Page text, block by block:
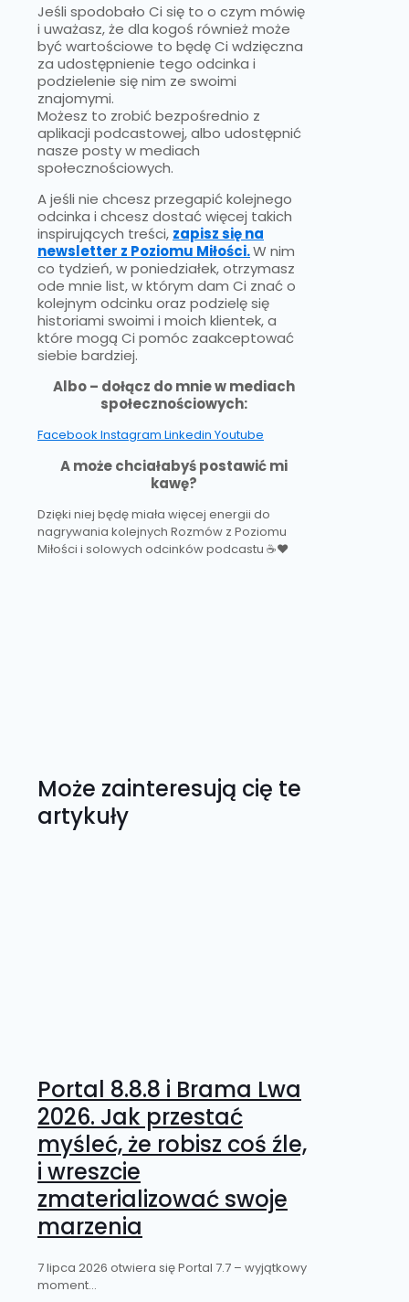
Jeśli spodobało Ci się to o czym mówię
i uważasz, że dla kogoś również może
być wartościowe to będę Ci wdzięczna
za udostępnienie tego odcinka i
podzielenie się nim ze swoimi
znajomymi.
Możesz to zrobić bezpośrednio z
aplikacji podcastowej, albo udostępnić
nasze posty w mediach
społecznościowych.
A jeśli nie chcesz przegapić kolejnego
odcinka i chcesz dostać więcej takich
inspirujących treści, zapisz się na
newsletter z Poziomu Miłości.W nim
co tydzień, w poniedziałek, otrzymasz
ode mnie list, w którym dam Ci znać o
kolejnym odcinku oraz podzielę się
historiami swoimi i moich klientek, a
które mogą Ci pomóc zaakceptować
siebie bardziej.
Albo – dołącz do mnie w mediach
społecznościowych:
Facebook Instagram Linkedin Youtube
A może chciałabyś postawić mi
kawę?
Dzięki niej będę miała więcej energii do
nagrywania kolejnych Rozmów z Poziomu
Miłości i solowych odcinków podcastu ☕❤️
Może zainteresują cię te
artykuły
Portal 8.8.8 i Brama Lwa
2026. Jak przestać
myśleć, że robisz coś źle,
i wreszcie
zmaterializować swoje
marzenia
7 lipca 2026 otwiera się Portal 7.7 – wyjątkowy
moment...